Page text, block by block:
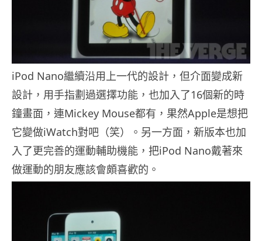
iPod Nano繼續沿用上一代的設計，但介面變成新
設計，用手指劃過選擇功能，也加入了16個新的時
鐘畫面，連Mickey Mouse都有，果然Apple是想把
它變做iWatch對吧（笑）。另一方面，新版本也加
入了更完善的運動輔助機能，把iPod Nano戴著來
做運動的朋友應該會頗喜歡的。